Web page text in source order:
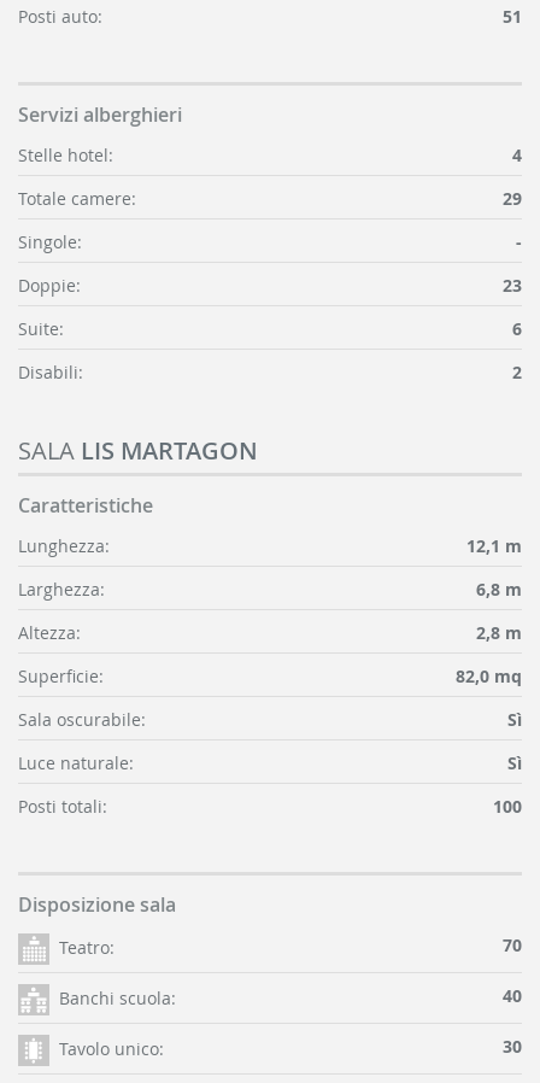
Posti auto:
51
Servizi alberghieri
Stelle hotel:
4
Totale camere:
29
Singole:
-
Doppie:
23
Suite:
6
Disabili:
2
SALA LIS MARTAGON
Caratteristiche
Lunghezza:
12,1 m
Larghezza:
6,8 m
Altezza:
2,8 m
Superficie:
82,0 mq
Sala oscurabile:
Sì
Luce naturale:
Sì
Posti totali:
100
Disposizione sala
Teatro: 70
Banchi scuola: 40
Tavolo unico: 30